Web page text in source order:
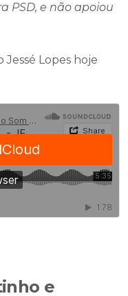
PSD, e não apoiou
Lopes hoje
e